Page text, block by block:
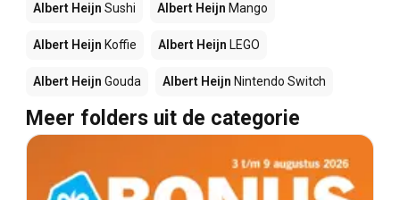
Albert Heijn Sushi Albert Heijn Mango
Albert Heijn Koffie Albert Heijn LEGO
Albert Heijn Gouda Albert Heijn Nintendo Switch
Meer folders uit de categorie